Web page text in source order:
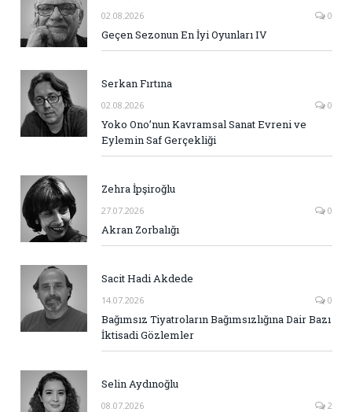
02.08.2026 0
Geçen Sezonun En İyi Oyunları IV
Serkan Fırtına
02.08.2026 0
Yoko Ono’nun Kavramsal Sanat Evreni ve
Eylemin Saf Gerçekliği
Zehra İpşiroğlu
27.07.2026 0
Akran Zorbalığı
Sacit Hadi Akdede
14.07.2026 0
Bağımsız Tiyatroların Bağımsızlığına Dair Bazı
İktisadi Gözlemler
Selin Aydınoğlu
08.07.2026 2